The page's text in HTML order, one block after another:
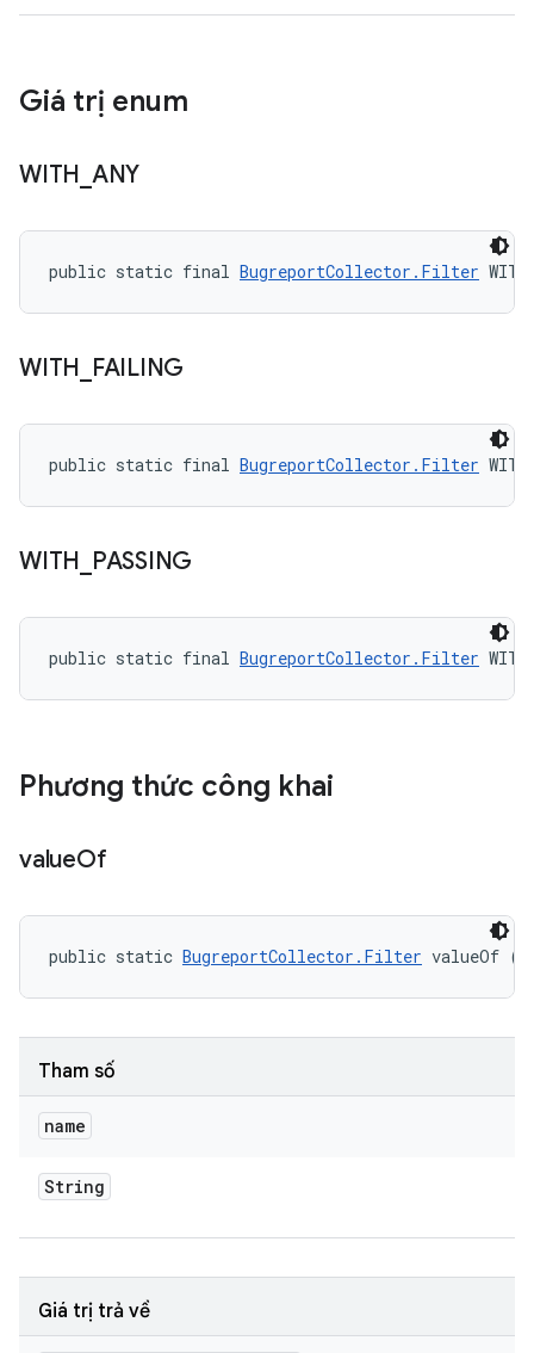
Giá trị enum
WITH ANY
public static final BugreportCollector.Filter
WITH FAILING
public static final BugreportCollector.Filter
WITH PASSING
public static final BugreportCollector.Filter
Phương thức công khai
valueOf
public static BugreportCollector.Filter valueOf
Tham số
name
String
Giá trị trả về